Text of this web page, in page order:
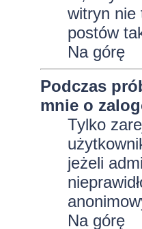
witryn nie
postów
Na górę
Podczas
mnie o
Tylko
jeżeli
Na górę